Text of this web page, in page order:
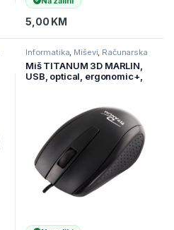
5,00 KM
Informatika, Miševi, Računarska
periferija
Miš TITANUM 3D MARLIN,
USB, optical, ergonomic+,